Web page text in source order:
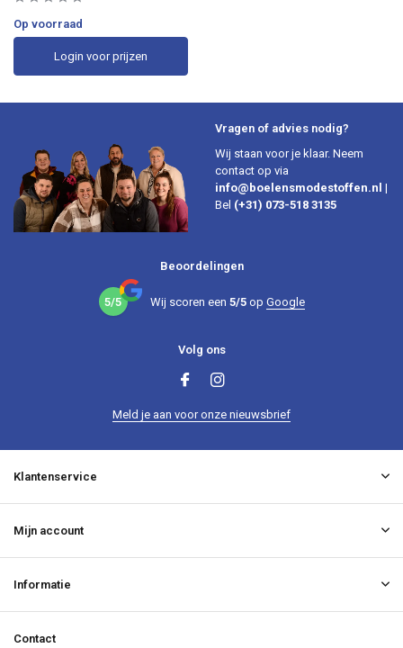
Op voorraad
Login voor prijzen
Vragen of advies nodig?
Wij staan voor je klaar. Neem
contact op via
info@boelensmodestoffen.nl |
Bel (+31) 073-518 3135
Beoordelingen
5/5 Wij scoren een 5/5op Google
Volg ons
Meld je aan voor onze nieuwsbrief
Klantenservice
Mijn account
Informatie
Contact